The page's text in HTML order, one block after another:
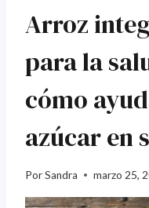
Arroz
para la
cómo
azúcar en
PorSandra marzo 25,